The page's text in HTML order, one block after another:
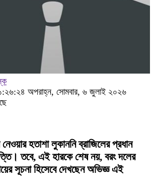
অপরাহ্ন, সোমবার, ৬ জুলাই ২০২৬
হতাশা লুকাননি ব্রাজিলের প্রধান
তবে, এই হারকে শেষ নয়, বরং দলের
সূচনা হিসেবে দেখছেন অভিজ্ঞ এই